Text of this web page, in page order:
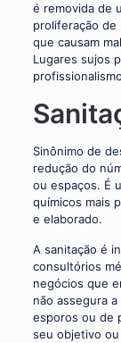
é removida de
proliferação de
que causam
Lugares sujos
Sinônimo de
redução do
ou espaços. É
químicos mais
e elaborado.
A sanitação é
consultórios
negócios que
não assegura
esporos ou de
seu objetivo